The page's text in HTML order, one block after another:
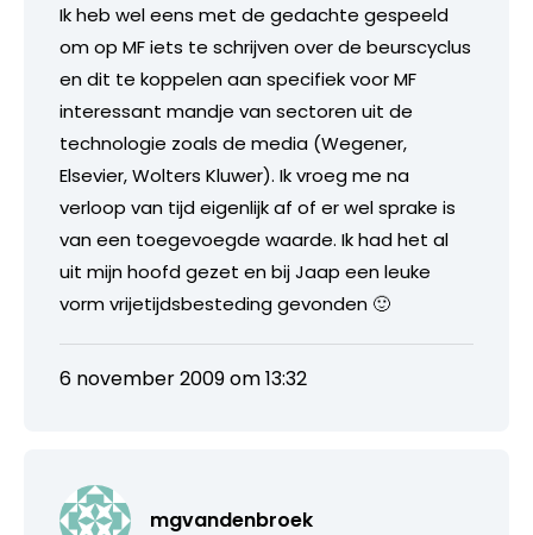
Ik heb wel eens met de gedachte gespeeld
om op MF iets te schrijven over de beurscyclus
en dit te koppelen aan specifiek voor MF
interessant mandje van sectoren uit de
technologie zoals de media (Wegener,
Elsevier, Wolters Kluwer). Ik vroeg me na
verloop van tijd eigenlijk af of er wel sprake is
van een toegevoegde waarde. Ik had het al
uit mijn hoofd gezet en bij Jaap een leuke
vorm vrijetijdsbesteding gevonden 🙂
6 november 2009 om 13:32
mgvandenbroek